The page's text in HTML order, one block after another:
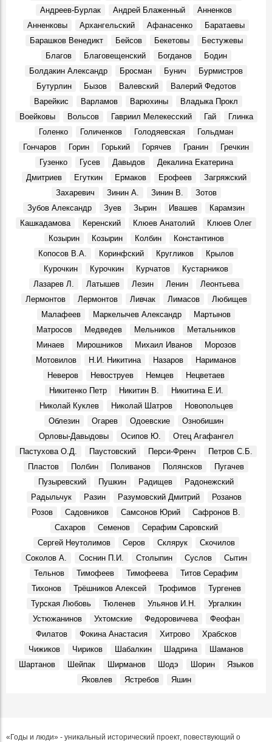
Андреев-Бурлак
Андрей Блаженный
Анненков
Анненковы
Архангельский Афанасенко
Баратаевы
Барашков Венедикт
Бейсов Бекетовы
Бестужевы
Благов
Благовещенский Богданов
Бодин
Болдакин Александр
Бросман Бунич
Бурмистров
Бутурлин
Бызов Валевский
Валерий Федотов
Варейкис
Варламов Варюхины
Владыка Прокл
Воейковы
Вольсов Гавриил Мелекесский Гай
Глинка
Голенко
Голиченков Голодяевская
Гольдман
Гончаров
Горин Горький Горячев Гранин
Гречкин
Гузенко
Гусев Давыдов
Декалина Екатерина
Дмитриев
Егуткин Ермаков Ерофеев
Загряжский
Захаревич
Зинин А. Зинин В.
Зотов
Зубов Александр
Зуев Зырин Ивашев
Карамзин
Кашкадамова
Керенский Клюев Анатолий
Клюев Олег
Козырин
Козырин Колбин
Константинов
Копосов В.А.
Коринфский Кругликов
Крылов
Курочкин
Курочкин Курчатов
Кустарников
Лазарев Л.
Латышев Лезин Ленин
Леонтьева
Лермонтов
Лермонтов Ливчак Лимасов
Любищев
Малафеев
Маркелычев Александр
Мартынов
Матросов
Медведев Мельников
Метальников
Минаев
Мирошников Михаил Иванов
Морозов
Мотовилов
Н.И. Никитина Назаров
Нариманов
Неверов
Невоструев Немцев
Нецветаев
Никитенко Петр
Никитин В.
Никитина Е.И.
Николай Куклев
Николай Шатров
Новопольцев
Облезин
Огарев Одоевские
Ознобишин
Орловы-Давыдовы
Осипов Ю.
Отец Агафангел
Пастухова О.Д.
Паустовский Перси-Френч
Петров С.Б.
Пластов
Полбин Поливанов Полянсков
Пугачев
Пузыревский
Пушкин Радищев
Радонежский
Радыльчук
Разин Разумовский Дмитрий
Розанов
Розов
Садовников Самсонов Юрий
Сафронов В.
Сахаров
Семенов
Серафим Саровский
Сергей Неутолимов
Серов Склярук
Скочилов
Соколов А.
Соснин П.И. Столыпин Суслов
Сытин
Тельнов
Тимофеев Тимофеева
Титов Серафим
Тихонов
Трёшников Алексей Трофимов
Тургенев
Турская Любовь
Тюленев Ульянов И.Н.
Ургалкин
Устюжанинов
Ухтомские Федоровичева
Феофан
Филатов
Фокина Анастасия Хитрово
Храбсков
Чижиков
Чириков Шабалкин Шадрина
Шаманов
Шартанов
Шейпак Ширманов Шодэ Шорин
Языков
Яковлев
Ястребов Яшин
«Годы и люди» - уникальный исторический проект, повествующий о